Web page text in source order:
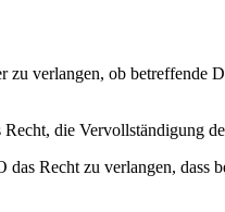
zu verlangen, ob
die Vervollständigung
das Recht zu verlangen,